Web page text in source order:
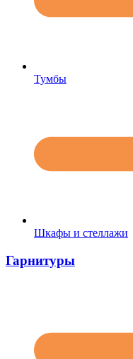
Тумбы
Шкафы и стеллажи
Гарнитуры